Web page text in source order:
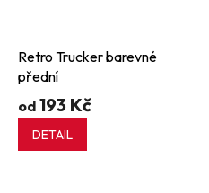
Retro Trucker barevné
přední
od 193 Kč
DETAIL